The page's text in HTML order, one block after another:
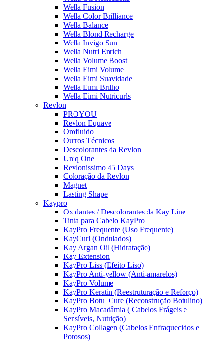
Wella Fusion
Wella Color Brilliance
Wella Balance
Wella Blond Recharge
Wella Invigo Sun
Wella Nutri Enrich
Wella Volume Boost
Wella Eimi Volume
Wella Eimi Suavidade
Wella Eimi Brilho
Wella Eimi Nutricurls
Revlon
PROYOU
Revlon Equave
Orofluido
Outros Técnicos
Descolorantes da Revlon
Uniq One
Revlonissimo 45 Days
Coloração da Revlon
Magnet
Lasting Shape
Kaypro
Oxidantes / Descolorantes da Kay Line
Tinta para Cabelo KayPro
KayPro Frequente (Uso Frequente)
KayCurl (Ondulados)
Kay Argan Oil (Hidratação)
Kay Extension
KayPro Liss (Efeito Liso)
KayPro Anti-yellow (Anti-amarelos)
KayPro Volume
KayPro Keratin (Reestruturação e Reforço)
KayPro Botu_Cure (Reconstrução Botulino)
KayPro Macadâmia ( Cabelos Frágeis e
Sensíveis, Nutrição)
KayPro Collagen (Cabelos Enfraquecidos e
Porosos)